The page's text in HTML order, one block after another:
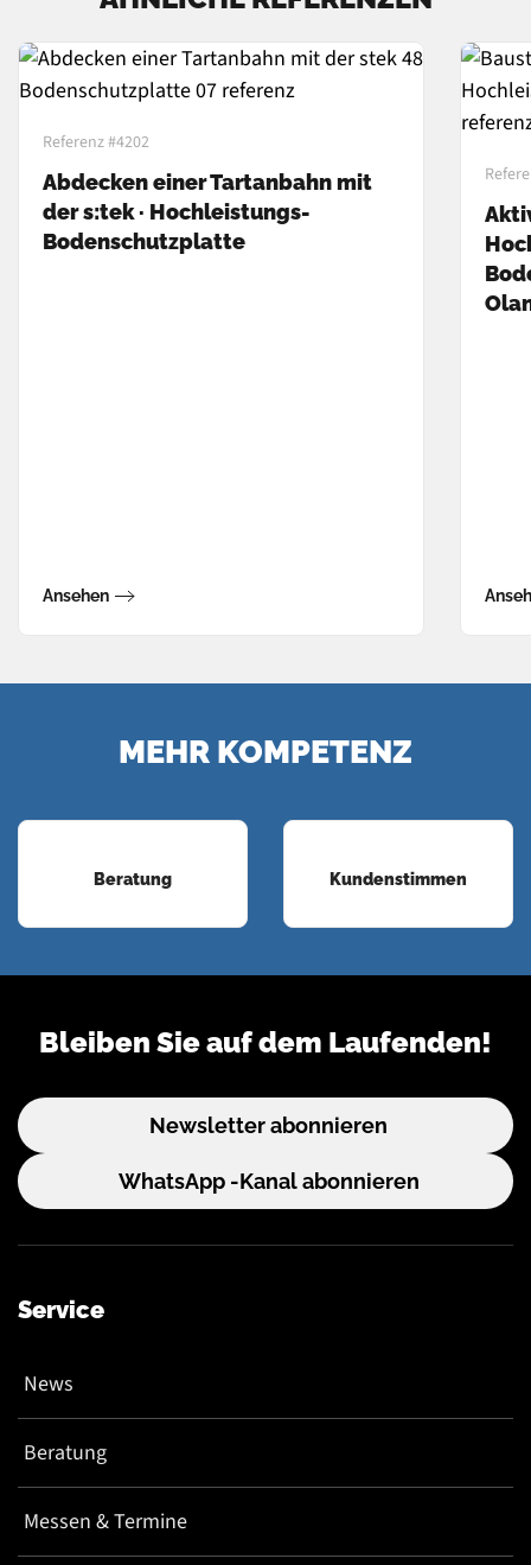
Referenz #4202
Abdecken einer Tartanbahn mit
der s:tek · Hochleistungs-
Bodenschutzplatte
Ansehen
MEHR KOMPETENZ
Beratung Kundenstimmen
Bleiben Sie auf dem Laufenden!
Newsletter abonnieren
WhatsApp -Kanal abonnieren
Service
News
Beratung
Messen & Termine